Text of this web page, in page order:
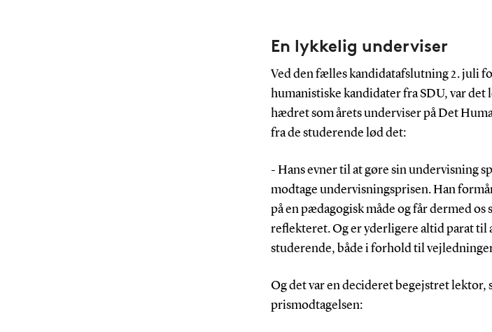
En lykkelig underviser
Ved den fælles kandidatafslutning 2. juli
humanistiske kandidater fra SDU, var
hædret som årets underviser på Det
fra de studerende lød det:
- Hans evner til at gøre sin undervisning
modtage undervisningsprisen. Han
på en pædagogisk måde og får dermed
reflekteret. Og er yderligere altid parat til
studerende, både i forhold til
Og det var en decideret begejstret lektor,
prismodtagelsen: